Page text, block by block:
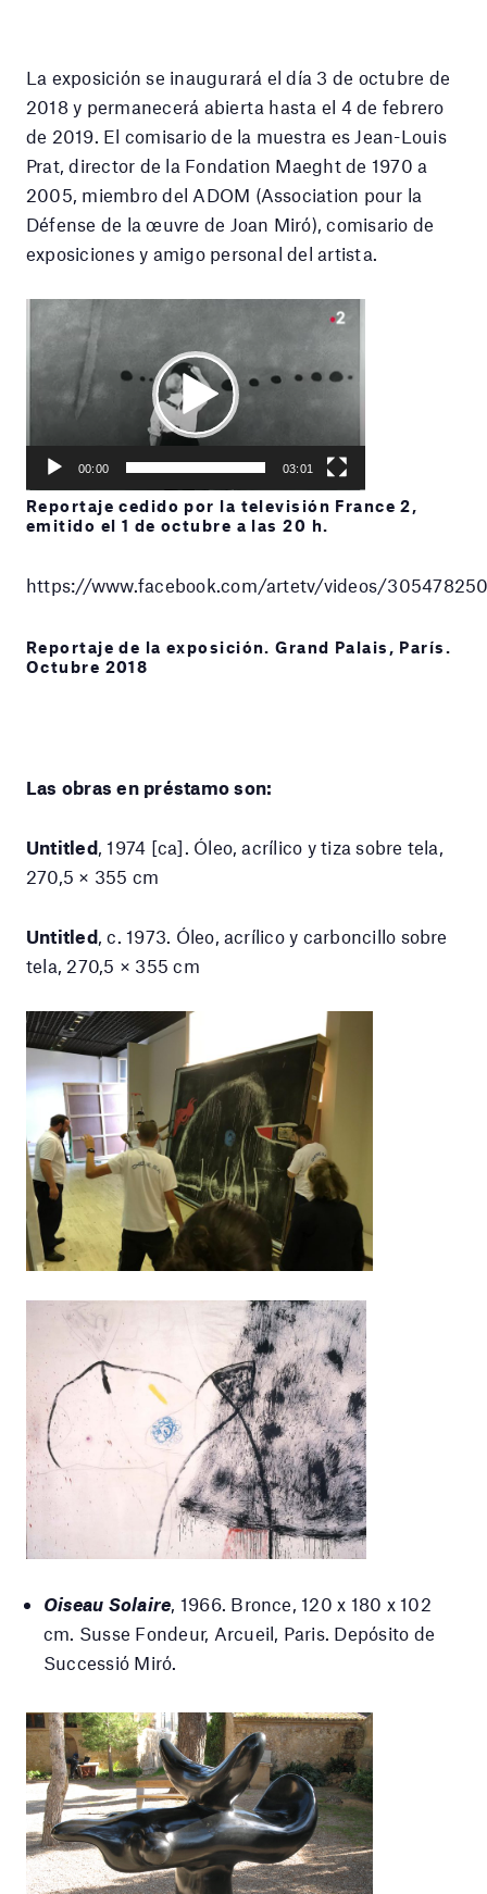
La exposición se inaugurará el día 3 de octubre de
2018 y permanecerá abierta hasta el 4 de febrero
de 2019. El comisario de la muestra es Jean-Louis
Prat, director de la Fondation Maeght de 1970 a
2005, miembro del ADOM (Association pour la
Défense de la œuvre de Joan Miró), comisario de
exposiciones y amigo personal del artista.
Reproductor
de
vídeo
00:00 03:01
Play
Play
Seek
Current
time
03:01
Toggle
Mute
Toggle
Fullscreen
Reportaje cedido por la televisión France 2,
emitido el 1 de octubre a las 20 h.
https://www.facebook.com/artetv/videos/
Reportaje de la exposición. Grand Palais, París.
Octubre 2018
Las obras en préstamo son:
Untitled, 1974 [ca]. Óleo, acrílico y tiza sobre tela,
270,5 × 355 cm
Untitled, c. 1973. Óleo, acrílico y carboncillo sobre
tela, 270,5 × 355 cm
Oiseau Solaire , 1966. Bronce, 120 x 180 x 102
cm. Susse Fondeur, Arcueil, Paris. Depósito de
Successió Miró.